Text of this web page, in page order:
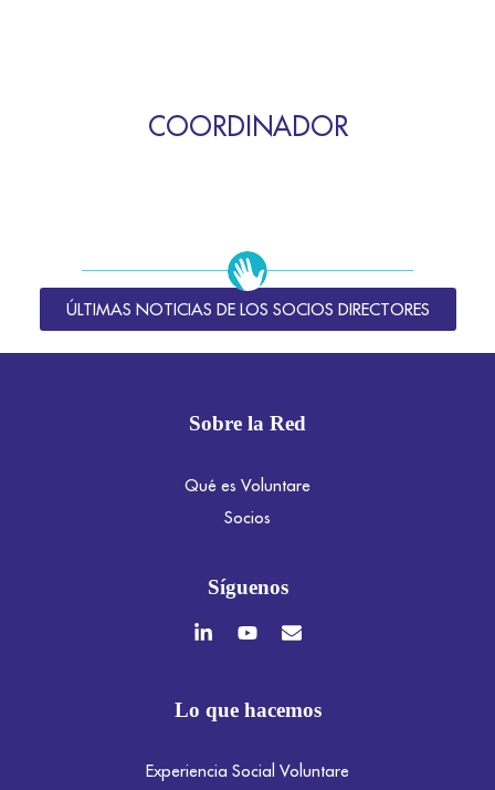
COORDINADOR
ÚLTIMAS NOTICIAS DE LOS SOCIOS DIRECTORES
Sobre la Red
Qué es Voluntare
Socios
Síguenos
Lo que hacemos
Experiencia Social Voluntare